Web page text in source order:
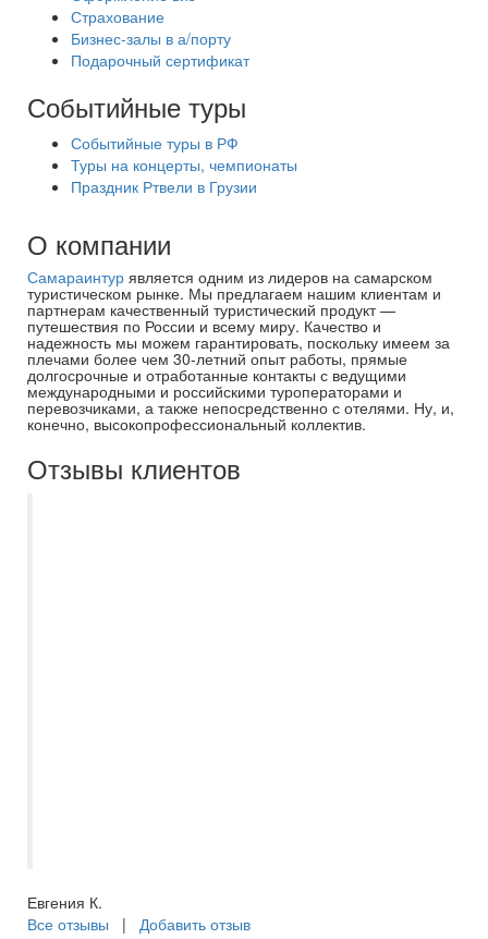
Страхование
Бизнес-залы в а/порту
Подарочный сертификат
Событийные туры
Событийные туры в РФ
Туры на концерты, чемпионаты
Праздник Ртвели в Грузии
О компании
Самараинтур является одним из лидеров на самарском
туристическом рынке. Мы предлагаем нашим клиентам и
партнерам качественный туристический продукт —
путешествия по России и всему миру. Качество и
надежность мы можем гарантировать, поскольку имеем за
плечами более чем 30-летний опыт работы, прямые
долгосрочные и отработанные контакты с ведущими
международными и российскими туроператорами и
перевозчиками, а также непосредственно с отелями. Ну, и,
конечно, высокопрофессиональный коллектив.
Отзывы клиентов
Евгения К.
Все отзывы | Добавить отзыв